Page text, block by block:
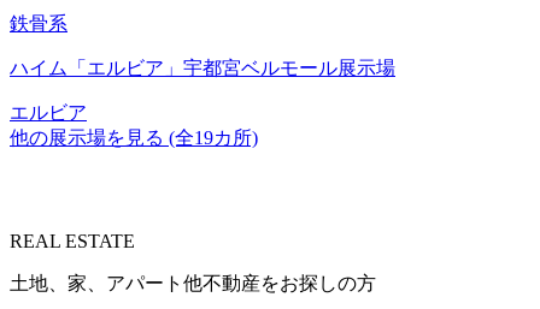
鉄骨系
ハイム「エルビア」宇都宮ベルモール展示場
エルビア
他の展示場を見る (全19カ所)
REAL ESTATE
土地、家、アパート他不動産をお探しの方